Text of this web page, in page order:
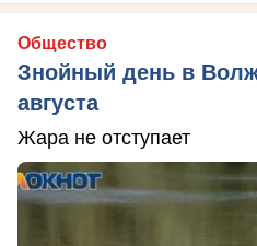
Общество
Знойный день в
августа
Жара не отступает